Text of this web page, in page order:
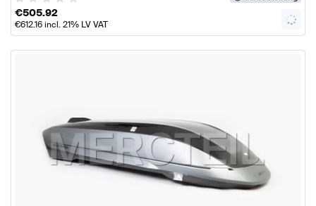
€505.92
€612.16incl. 21% LV VAT